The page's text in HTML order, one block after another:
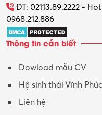
ĐT: 02113.89.2222 -
0968.212.886
Thông tin cần biết
Dowload mẫu CV
Hệ sinh thái Vĩnh
Liên hệ